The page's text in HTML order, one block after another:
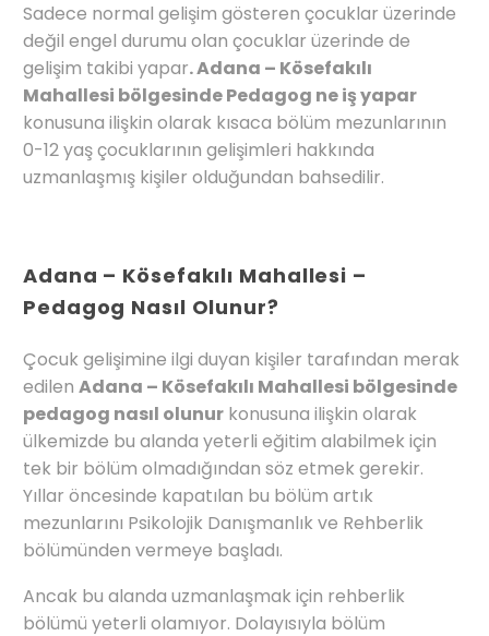
Sadece normal gelişim gösteren çocuklar üzerinde
değil engel durumu olan çocuklar üzerinde de
gelişim takibi yapar. Adana – Kösefakılı
Mahallesi bölgesinde Pedagog ne iş yapar
konusuna ilişkin olarak kısaca bölüm mezunlarının
0-12 yaş çocuklarının gelişimleri hakkında
uzmanlaşmış kişiler olduğundan bahsedilir.
Adana – Kösefakılı Mahallesi –
Pedagog Nasıl Olunur?
Çocuk gelişimine ilgi duyan kişiler tarafından merak
edilen Adana – Kösefakılı Mahallesi bölgesinde
pedagog nasıl olunur konusuna ilişkin olarak
ülkemizde bu alanda yeterli eğitim alabilmek için
tek bir bölüm olmadığından söz etmek gerekir.
Yıllar öncesinde kapatılan bu bölüm artık
mezunlarını Psikolojik Danışmanlık ve Rehberlik
bölümünden vermeye başladı.
Ancak bu alanda uzmanlaşmak için rehberlik
bölümü yeterli olamıyor. Dolayısıyla bölüm